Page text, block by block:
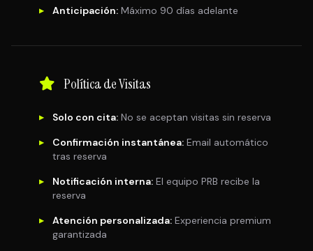
▶ Anticipación: Máximo 90 días adelante
Política de Visitas
▶ Solo con cita: No se aceptan visitas sin reserva
▶ Confirmación instantánea: Email automático
tras reserva
▶ Notificación interna: El equipo PRB recibe la
reserva
▶ Atención personalizada: Experiencia premium
garantizada